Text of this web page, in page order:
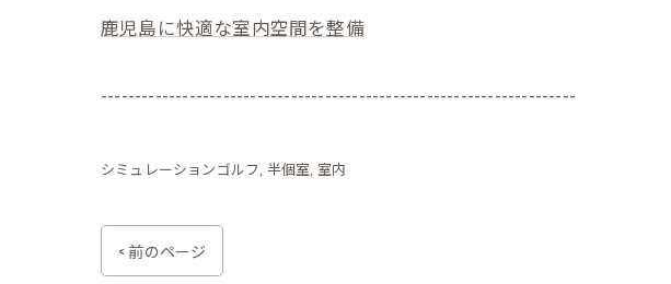
鹿児島に快適な室内空間を整備
----------------------------------------------------------------------
シミュレーションゴルフ 半個室 室内
< 前のページ